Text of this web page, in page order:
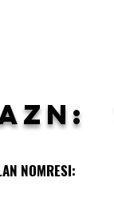
NOMRESI: